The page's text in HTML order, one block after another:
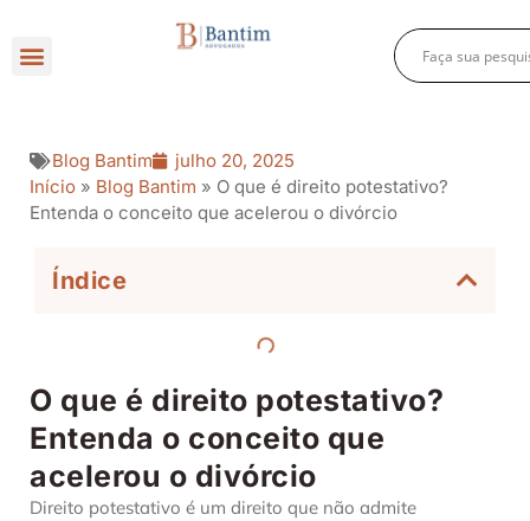
Blog Bantim
julho 20, 2025
Início » Blog Bantim » O que é direito potestativo?
Entenda o conceito que acelerou o divórcio
Índice
O que é direito potestativo?
Entenda o conceito que
acelerou o divórcio
Direito potestativo é um direito que não admite